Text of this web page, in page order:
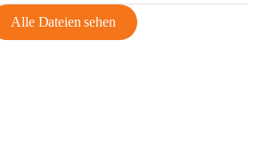
Alle Dateien sehen